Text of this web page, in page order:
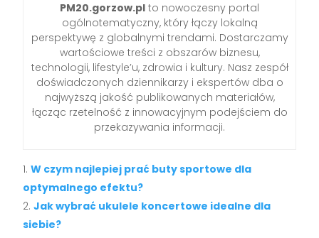
PM20.gorzow.pl to nowoczesny portal
ogólnotematyczny, który łączy lokalną
perspektywę z globalnymi trendami. Dostarczamy
wartościowe treści z obszarów biznesu,
technologii, lifestyle’u, zdrowia i kultury. Nasz zespół
doświadczonych dziennikarzy i ekspertów dba o
najwyższą jakość publikowanych materiałów,
łącząc rzetelność z innowacyjnym podejściem do
przekazywania informacji.
W czym najlepiej prać buty sportowe dla
optymalnego efektu?
Jak wybrać ukulele koncertowe idealne dla
siebie?